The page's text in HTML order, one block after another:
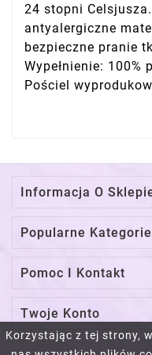
Korzystając z tej strony,
24 stopni
antyalergiczne
bezpieczne pranie
Wypełnienie: 100%
Pościel
Informacja O
Popularne Kategorie
Pomoc I Kontakt
Twoje Konto